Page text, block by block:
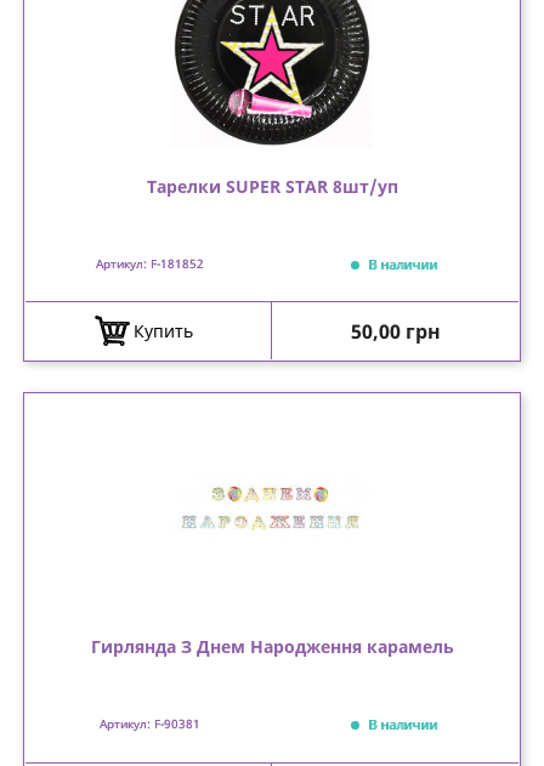
Тарелки SUPER STAR 8шт/уп
Артикул: F-181852 В наличии
Купить Цена
50,00 грн
Гирлянда З Днем Народження карамель
Артикул: F-90381 В наличии